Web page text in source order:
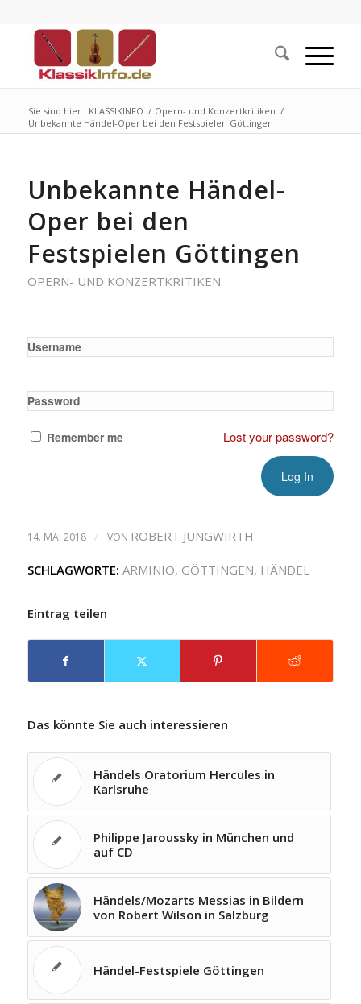
Sie sind hier: KLASSIKINFO / Opern- und Konzertkritiken /
Unbekannte Händel-Oper bei den Festspielen Göttingen
Unbekannte Händel-
Oper bei den
Festspielen Göttingen
OPERN- UND KONZERTKRITIKEN
Username
Password
Remember me Lost your password?
14. MAI 2018 / VON ROBERT JUNGWIRTH
SCHLAGWORTE: ARMINIO, GÖTTINGEN, HÄNDEL
Eintrag teilen
Das könnte Sie auch interessieren
Händels Oratorium Hercules in
Karlsruhe
Philippe Jaroussky in München und
auf CD
Händels/Mozarts Messias in Bildern
von Robert Wilson in Salzburg
Händel-Festspiele Göttingen